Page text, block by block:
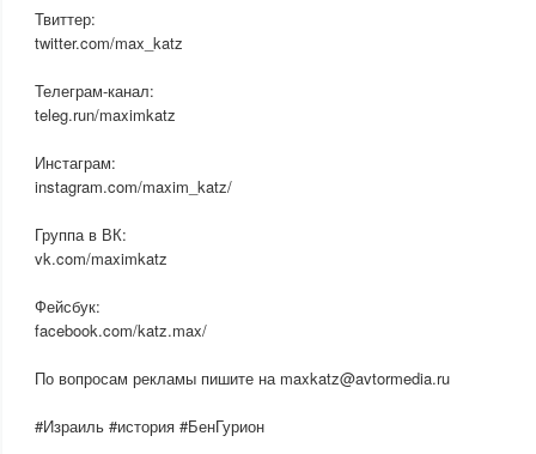
Твиттер:
twitter.com/max_katz
Телеграм-канал:
teleg.run/maximkatz
Инстаграм:
instagram.com/maxim_katz/
Группа в ВК:
vk.com/maximkatz
Фейсбук:
facebook.com/katz.max/
По вопросам рекламы пишите на maxkatz@avtormedia.ru
#Израиль #история #БенГурион